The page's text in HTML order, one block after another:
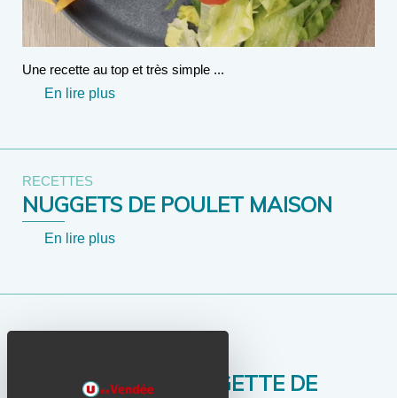
Une recette au top et très simple ...
En lire plus
RECETTES
NUGGETS DE POULET MAISON
En lire plus
TARTINADE DE MOGETTE DE